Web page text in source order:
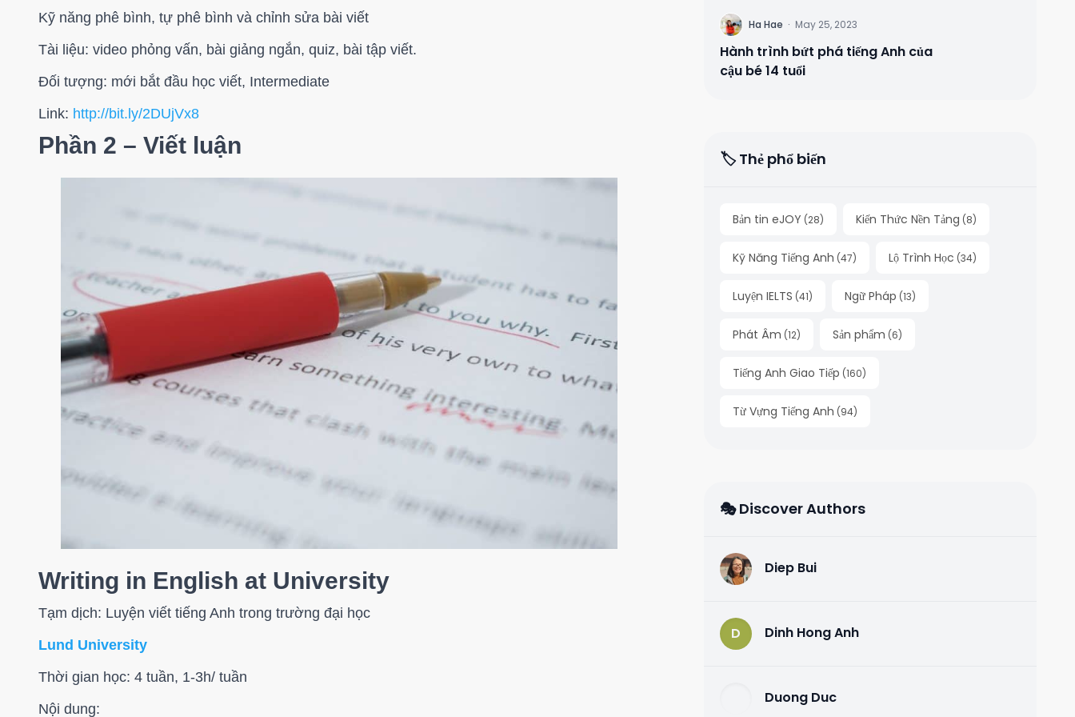
Kỹ năng phê bình, tự phê bình và chỉnh sửa bài viết
Tài liệu: video phỏng vấn, bài giảng ngắn, quiz, bài tập viết.
Đối tượng: mới bắt đầu học viết, Intermediate
Link: http://bit.ly/2DUjVx8
Phần 2 – Viết luận
Writing in English at University
Tạm dịch: Luyện viết tiếng Anh trong trường đại học
Lund University
Thời gian học: 4 tuần, 1-3h/ tuần
Nội dung:
H Ha Hae · May 25, 2023
Hành trình bứt phá tiếng Anh của
cậu bé 14 tuổi
🏷️ Thẻ phổ biến
Bản tin eJOY (28) Kiến Thức Nền Tảng (8)
Kỹ Năng Tiếng Anh (47) Lộ Trình Học (34)
Luyện IELTS (41) Ngữ Pháp (13)
Phát Âm (12) Sản phẩm (6)
Tiếng Anh Giao Tiếp (160)
Từ Vựng Tiếng Anh (94)
🎭 Discover Authors
D Diep Bui
D Dinh Hong Anh
Duong Duc